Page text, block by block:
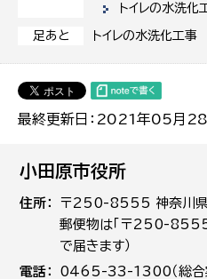
トイレの水洗化
足あと トイレの水洗化工事
最終更新日：2021年05月28
小田原市役所
住所
〒250-8555 神奈川県
郵便物は「〒250-8555
で届きます）
電話
0465-33-1300（総合